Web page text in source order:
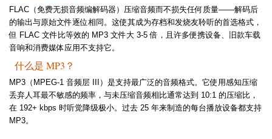
FLAC（免费无损音频编解码器）压缩音频而不损失任何质量——解码后
的输出与原始文件逐位相同。这使其成为存档和发烧友聆听的首选格式，
但 FLAC 文件比等效的 MP3 文件大 3-5 倍，且许多便携设备、旧款车载
音响和消费媒体应用不支持它。
什么是 MP3？
MP3（MPEG-1 音频层 III）是支持最广泛的音频格式。它使用感知压缩
丢弃人耳最不敏感的频率，与未压缩音频相比通常达到 10:1 的压缩比，
在 192+ kbps 时听觉降级极小。过去 25 年来制造的每台播放设备都支持
MP3。